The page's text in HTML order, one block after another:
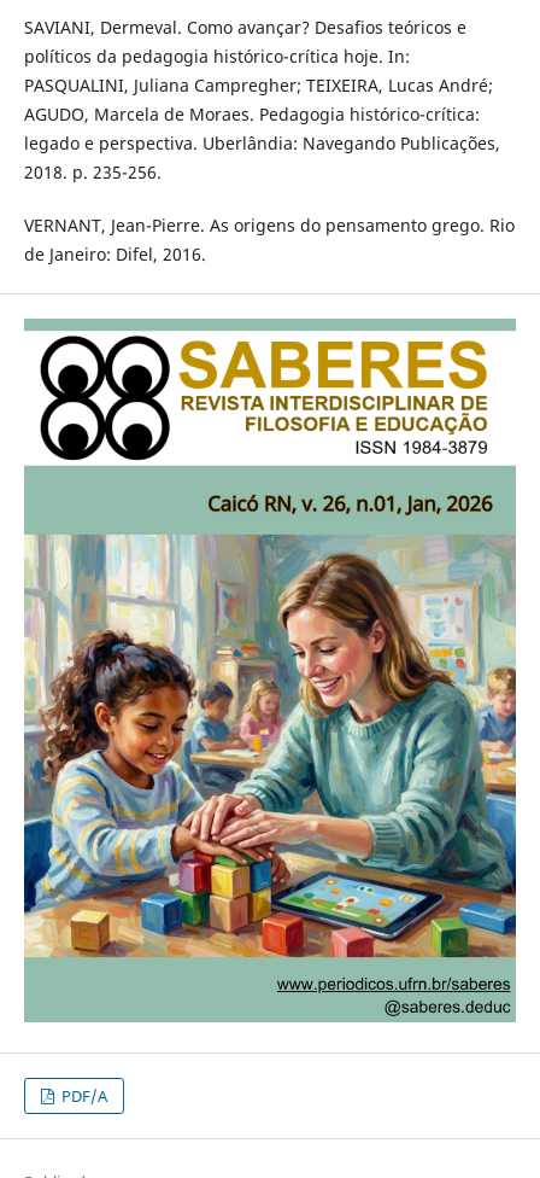
SAVIANI, Dermeval. Como avançar? Desafios teóricos e
políticos da pedagogia histórico-crítica hoje. In:
PASQUALINI, Juliana Campregher; TEIXEIRA, Lucas André;
AGUDO, Marcela de Moraes. Pedagogia histórico-crítica:
legado e perspectiva. Uberlândia: Navegando Publicações,
2018. p. 235-256.
VERNANT, Jean-Pierre. As origens do pensamento grego. Rio
de Janeiro: Difel, 2016.
PDF/A